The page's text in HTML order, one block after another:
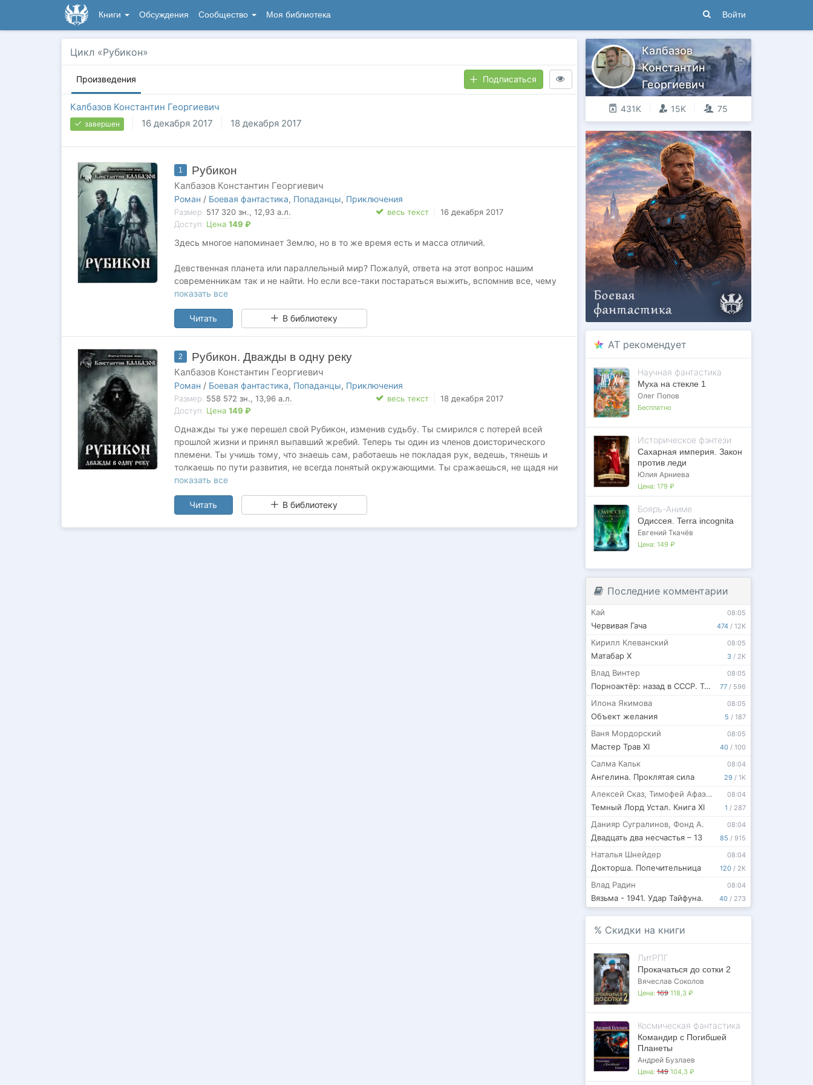
Книги Обсуждения Сообщество Моя библиотека Войти
Цикл «Рубикон»
Произведения Подписаться
Калбазов Константин Георгиевич
завершен 16 декабря 2017 18 декабря 2017
1 Рубикон
Калбазов Константин Георгиевич
Роман / Боевая фантастика, Попаданцы, Приключения
Размер: 517 320 зн., 12,93 а.л.
Доступ: Цена 149 ₽
весь текст 16 декабря 2017
Здесь многое напоминает Землю, но в то же время есть и масса отличий.
Девственная планета или параллельный мир? Пожалуй, ответа на этот вопрос нашим
современникам так и не найти. Но если все-таки постараться выжить, вспомнив все, чему
когда-то учили или о чем слышал? Оно вроде и немало получается, так что прожить остаток
ли это? Наступает момент, когда ты подобно Цезарю подходишь к неприметной речушке и
тебе приходится принять судьбоносное решение. Рубикон. Этот рубеж хотя бы раз в жизни
отступить.
показать все
Читать В библиотеку
2 Рубикон. Дважды в одну реку
Калбазов Константин Георгиевич
Роман / Боевая фантастика, Попаданцы, Приключения
Размер: 558 572 зн., 13,96 а.л.
Доступ: Цена 149 ₽
весь текст 18 декабря 2017
Однажды ты уже перешел свой Рубикон, изменив судьбу. Ты смирился с потерей всей
прошлой жизни и принял выпавший жребий. Теперь ты один из членов доисторического
племени. Ты учишь тому, что знаешь сам, работаешь не покладая рук, ведешь, тянешь и
толкаешь по пути развития, не всегда понятый окружающими. Ты сражаешься, не щадя ни
себя, ни других. Ты наматываешь на кулак свои жилы, выкладываясь до последнего…
«Нельзя дважды войти в одну реку»! Но перед тобой открывается дверь домой – и ты опять
оказываешься на берегу неприметной речки с судьбоносным названием. И только ты
можешь принять решение – вернуться в лоно родной цивилизации или построить свою.
показать все
Читать В библиотеку
Калбазов
Константин
Георгиевич
431K 15K 75
AT рекомендует
Научная фантастика
Муха на стекле 1
Олег Попов
Бесплатно
Историческое фэнтези
Сахарная империя. Закон
против леди
Юлия Арниева
Цена: 179 ₽
Бояръ-Аниме
Одиссея. Terra incognita
Евгений Ткачёв
Цена: 149 ₽
Последние комментарии
474 / 12K
08:05
Кай
Червивая Гача
3 / 2K
08:05
Кирилл Клеванский
Матабар X
77 / 596
08:05
Влад Винтер
Порноактёр: назад в СССР. Том 2. БОКСЁР
5 / 187
08:05
Илона Якимова
Объект желания
40 / 100
08:05
Ваня Мордорский
Мастер Трав XI
29 / 1K
08:04
Салма Кальк
Ангелина. Проклятая сила
1 / 287
08:04
Алексей Сказ, Тимофей Афаэль
Темный Лорд Устал. Книга XI
85 / 915
08:04
Данияр Сугралинов, Фонд А.
Двадцать два несчастья – 13
120 / 2K
08:04
Наталья Шнейдер
Докторша. Попечительница
40 / 273
08:04
Влад Радин
Вязьма - 1941. Удар Тайфуна.
% Скидки на книги
ЛитРПГ
Прокачаться до сотки 2
Вячеслав Соколов
Цена: 169 118,3 ₽
Космическая фантастика
Командир с Погибшей
Планеты
Андрей Бузлаев
Цена: 149 104,3 ₽